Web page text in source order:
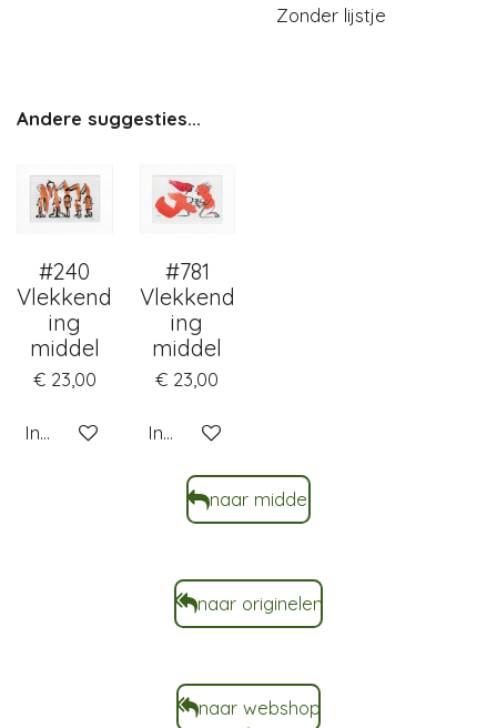
Zonder lijstje
Andere suggesties...
#240
Vlekkend
ing
middel
€ 23,00
In winkelwagen
#781
Vlekkend
ing
middel
€ 23,00
In winkelwagen
naar middel
naar originelen
naar webshop